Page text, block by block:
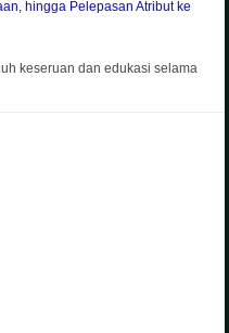
hingga Pelepasan Atribut ke
keseruan dan edukasi selama